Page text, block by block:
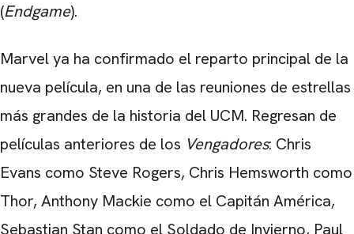
(Endgame).
Marvel ya ha confirmado el reparto principal de la
nueva película, en una de las reuniones de estrellas
más grandes de la historia del UCM. Regresan de
películas anteriores de los Vengadores: Chris
Evans como Steve Rogers, Chris Hemsworth como
Thor, Anthony Mackie como el Capitán América,
Sebastian Stan como el Soldado de Invierno, Paul
CARREGANDO PUBLICIDADE